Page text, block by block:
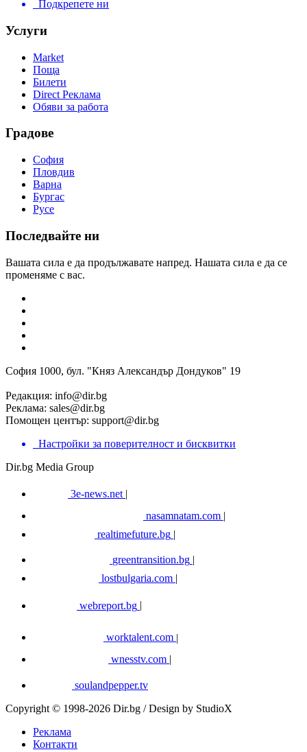
Подкрепете ни
Услуги
Market
Поща
Билети
Direct Реклама
Обяви за работа
Градове
София
Пловдив
Варна
Бургас
Русе
Последвайте ни
Вашата сила е да продължавате напред. Нашата сила е да се
променяме с вас.
София 1000, бул. "Княз Александър Дондуков" 19
Редакция: info@dir.bg
Реклама: sales@dir.bg
Помощен център: support@dir.bg
Настройки за поверителност и бисквитки
Dir.bg Media Group
3e-news.net |
nasamnatam.com |
realtimefuture.bg |
greentransition.bg |
lostbulgaria.com |
webreport.bg
worktalent.com |
wnesstv.com |
soulandpepper.tv
Copyright © 1998-2026 Dir.bg / Design by StudioX
Реклама
Контакти